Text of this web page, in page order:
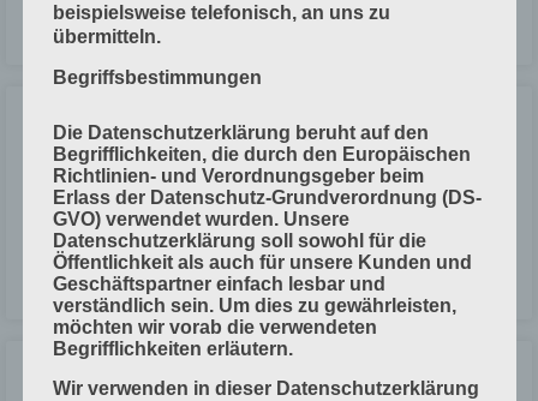
LESEN »
Druckveredelung
In der Druckveredelung wird die Oberfläche eines Printproduktes
bearbeitet. Das Printprodukt wird entweder in der Druckmaschine (=
inline) veredelt oder außerhalb. Die Veredelung betrifft die
LESEN »
Farbauszüge und Farbseparation
beispielsweise telefonisch, an uns zu
übermitteln.
Begriffsbestimmungen
Die Datenschutzerklärung beruht auf den
Begrifflichkeiten, die durch den Europäischen
Richtlinien- und Verordnungsgeber beim
Erlass der Datenschutz-Grundverordnung (DS-
GVO) verwendet wurden. Unsere
Datenschutzerklärung soll sowohl für die
Öffentlichkeit als auch für unsere Kunden und
Geschäftspartner einfach lesbar und
verständlich sein. Um dies zu gewährleisten,
möchten wir vorab die verwendeten
Begrifflichkeiten erläutern.
Wir verwenden in dieser Datenschutzerklärung